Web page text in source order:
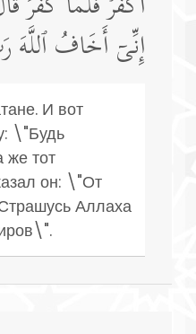
إِنِّیۤ أَخَافُ ٱللَّهَ
И вот
\"Будь
тот
он: \"От
Аллаха